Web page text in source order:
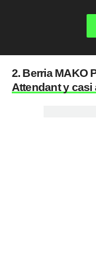
2. Berria MAKO
Attendant y casi